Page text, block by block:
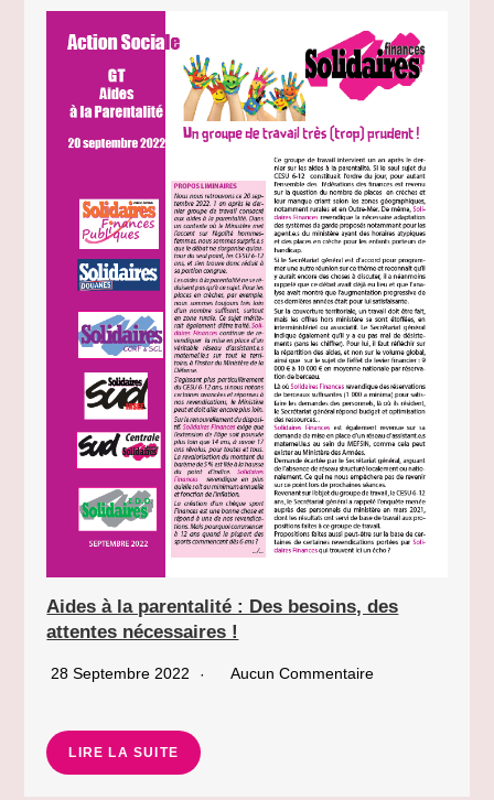
Aides à la parentalité : Des besoins, des
attentes nécessaires !
28 Septembre 2022 Aucun Commentaire
LIRE LA SUITE